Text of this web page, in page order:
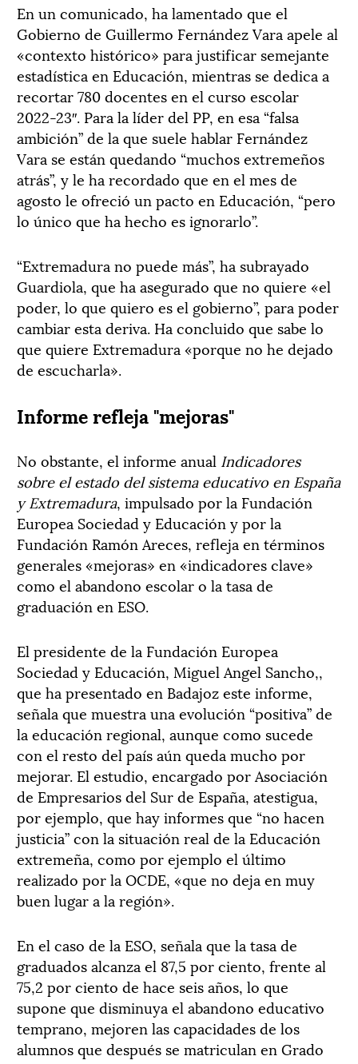
En un comunicado, ha lamentado que el
Gobierno de Guillermo Fernández Vara apele al
«contexto histórico» para justificar semejante
estadística en Educación, mientras se dedica a
recortar 780 docentes en el curso escolar
2022-23″. Para la líder del PP, en esa “falsa
ambición” de la que suele hablar Fernández
Vara se están quedando “muchos extremeños
atrás”, y le ha recordado que en el mes de
agosto le ofreció un pacto en Educación, “pero
lo único que ha hecho es ignorarlo”.
“Extremadura no puede más”, ha subrayado
Guardiola, que ha asegurado que no quiere «el
poder, lo que quiero es el gobierno”, para poder
cambiar esta deriva. Ha concluido que sabe lo
que quiere Extremadura «porque no he dejado
de escucharla».
Informe refleja "mejoras"
No obstante, el informe anual Indicadores
sobre el estado del sistema educativo en España
y Extremadura, impulsado por la Fundación
Europea Sociedad y Educación y por la
Fundación Ramón Areces, refleja en términos
generales «mejoras» en «indicadores clave»
como el abandono escolar o la tasa de
graduación en ESO.
El presidente de la Fundación Europea
Sociedad y Educación, Miguel Angel Sancho,,
que ha presentado en Badajoz este informe,
señala que muestra una evolución “positiva” de
la educación regional, aunque como sucede
con el resto del país aún queda mucho por
mejorar. El estudio, encargado por Asociación
de Empresarios del Sur de España, atestigua,
por ejemplo, que hay informes que “no hacen
justicia” con la situación real de la Educación
extremeña, como por ejemplo el último
realizado por la OCDE, «que no deja en muy
buen lugar a la región».
En el caso de la ESO, señala que la tasa de
graduados alcanza el 87,5 por ciento, frente al
75,2 por ciento de hace seis años, lo que
supone que disminuya el abandono educativo
temprano, mejoren las capacidades de los
alumnos que después se matriculan en Grado